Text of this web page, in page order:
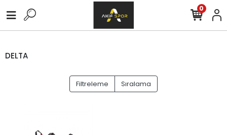
0
DELTA
Filtreleme Sıralama